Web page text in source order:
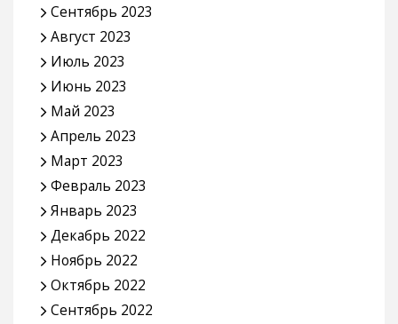
Сентябрь 2023
Август 2023
Июль 2023
Июнь 2023
Май 2023
Апрель 2023
Март 2023
Февраль 2023
Январь 2023
Декабрь 2022
Ноябрь 2022
Октябрь 2022
Сентябрь 2022